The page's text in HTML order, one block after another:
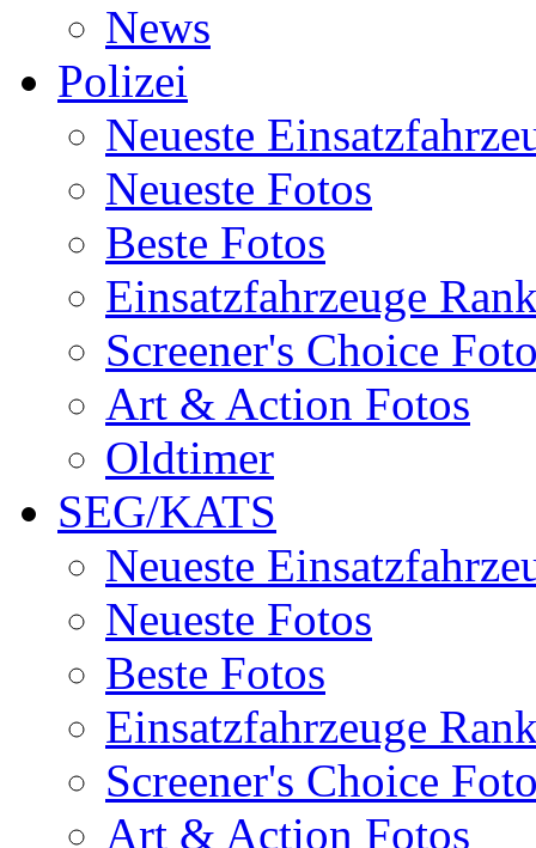
News
Polizei
Neueste
Neueste Fotos
Beste Fotos
Einsatzfahrzeuge
Screener's Choice
Art & Action Fotos
Oldtimer
SEG/KATS
Neueste
Neueste Fotos
Beste Fotos
Einsatzfahrzeuge
Screener's Choice
Art & Action Fotos